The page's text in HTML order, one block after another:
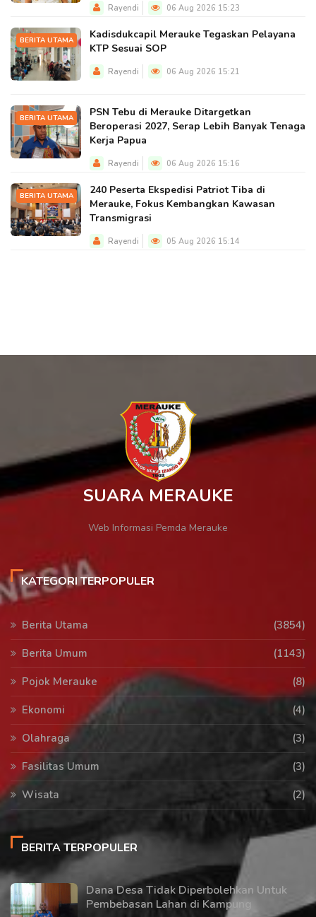
Rayendi 06 Aug 2026 15:23
BERITA UTAMA
Kadisdukcapil Merauke Tegaskan Pelayana
KTP Sesuai SOP
Rayendi 06 Aug 2026 15:21
BERITA UTAMA
PSN Tebu di Merauke Ditargetkan
Beroperasi 2027, Serap Lebih Banyak Tenaga
Kerja Papua
Rayendi 06 Aug 2026 15:16
BERITA UTAMA
240 Peserta Ekspedisi Patriot Tiba di
Merauke, Fokus Kembangkan Kawasan
Transmigrasi
Rayendi 05 Aug 2026 15:14
SUARA MERAUKE
Web Informasi Pemda Merauke
KATEGORI TERPOPULER
Berita Utama
(3854)
Berita Umum
(1143)
Pojok Merauke
(8)
Ekonomi
(4)
Olahraga
(3)
Fasilitas Umum
(3)
Wisata
(2)
BERITA TERPOPULER
Dana Desa Tidak Diperbolehkan Untuk
Pembebasan Lahan di Kampung